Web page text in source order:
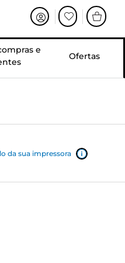
e
Ofertas
da sua impressora